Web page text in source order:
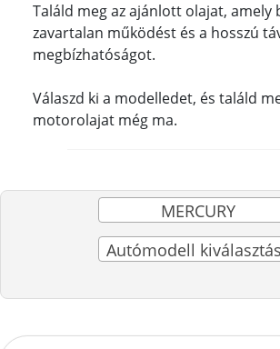
Találd meg az ajánlott olajat, amely
zavartalan működést és a hosszú
megbízhatóságot.
Válaszd ki a modelledet, és találd
motorolajat még ma.
MERCURY
Autómodell